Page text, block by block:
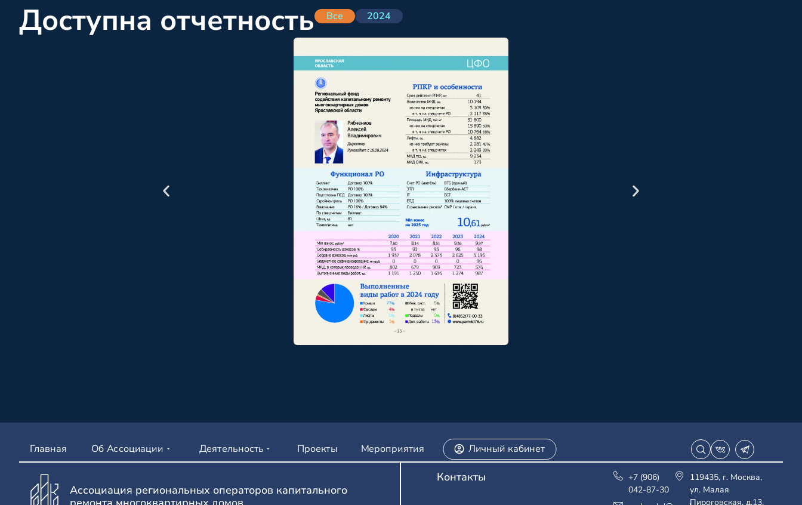
Доступна отчетность Все 2024
Главная Об Ассоциации Деятельность Проекты Мероприятия Личный кабинет
Ассоциация региональных операторов капитального
Контакты
+7 (906)
042-87-30
119435, г. Москва,
ул. Малая
Пироговская, д.13,